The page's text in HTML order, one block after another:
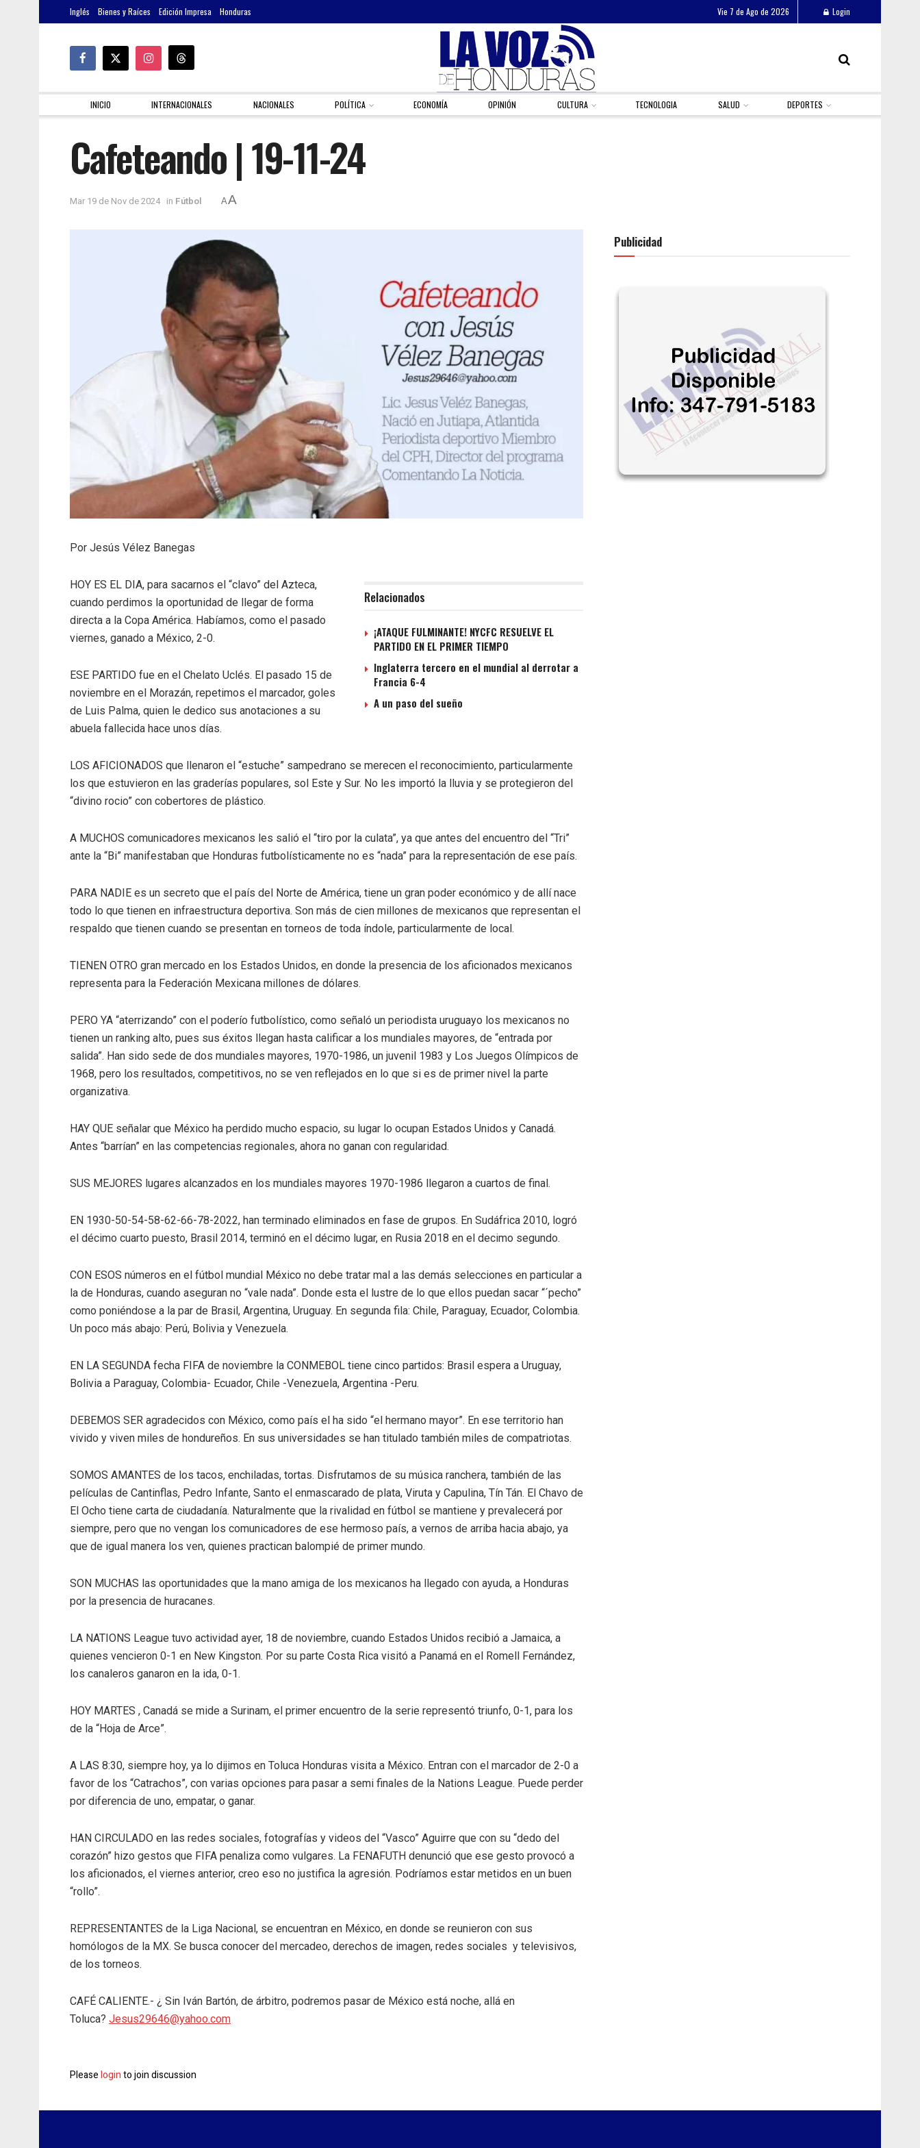
Inglés Bienes y Raíces Edición Impresa Honduras Vie 7 de Ago de 2026 Login
INICIO INTERNACIONALES NACIONALES POLÍTICA ECONOMÍA OPINIÓN CULTURA TECNOLOGIA SALUD DEPORTES
Cafeteando | 19-11-24
Mar 19 de Nov de 2024 in Fútbol AA
Por Jesús Vélez Banegas
Relacionados
¡ATAQUE FULMINANTE! NYCFC RESUELVE EL
PARTIDO EN EL PRIMER TIEMPO
Inglaterra tercero en el mundial al derrotar a
Francia 6-4
A un paso del sueño
HOY ES EL DIA, para sacarnos el “clavo” del Azteca,
cuando perdimos la oportunidad de llegar de forma
directa a la Copa América. Habíamos, como el pasado
viernes, ganado a México, 2-0.
ESE PARTIDO fue en el Chelato Uclés. El pasado 15 de
noviembre en el Morazán, repetimos el marcador, goles
de Luis Palma, quien le dedico sus anotaciones a su
abuela fallecida hace unos días.
LOS AFICIONADOS que llenaron el “estuche” sampedrano se merecen el reconocimiento, particularmente
los que estuvieron en las graderías populares, sol Este y Sur. No les importó la lluvia y se protegieron del
“divino rocio” con cobertores de plástico.
A MUCHOS comunicadores mexicanos les salió el “tiro por la culata”, ya que antes del encuentro del “Tri”
ante la “Bi” manifestaban que Honduras futbolísticamente no es “nada” para la representación de ese país.
PARA NADIE es un secreto que el país del Norte de América, tiene un gran poder económico y de allí nace
todo lo que tienen en infraestructura deportiva. Son más de cien millones de mexicanos que representan el
respaldo que tienen cuando se presentan en torneos de toda índole, particularmente de local.
TIENEN OTRO gran mercado en los Estados Unidos, en donde la presencia de los aficionados mexicanos
representa para la Federación Mexicana millones de dólares.
PERO YA “aterrizando” con el poderío futbolístico, como señaló un periodista uruguayo los mexicanos no
tienen un ranking alto, pues sus éxitos llegan hasta calificar a los mundiales mayores, de “entrada por
salida”. Han sido sede de dos mundiales mayores, 1970-1986, un juvenil 1983 y Los Juegos Olímpicos de
1968, pero los resultados, competitivos, no se ven reflejados en lo que si es de primer nivel la parte
organizativa.
HAY QUE señalar que México ha perdido mucho espacio, su lugar lo ocupan Estados Unidos y Canadá.
Antes “barrían” en las competencias regionales, ahora no ganan con regularidad.
SUS MEJORES lugares alcanzados en los mundiales mayores 1970-1986 llegaron a cuartos de final.
EN 1930-50-54-58-62-66-78-2022, han terminado eliminados en fase de grupos. En Sudáfrica 2010, logró
el décimo cuarto puesto, Brasil 2014, terminó en el décimo lugar, en Rusia 2018 en el decimo segundo.
CON ESOS números en el fútbol mundial México no debe tratar mal a las demás selecciones en particular a
la de Honduras, cuando aseguran no “vale nada”. Donde esta el lustre de lo que ellos puedan sacar “´pecho”
como poniéndose a la par de Brasil, Argentina, Uruguay. En segunda fila: Chile, Paraguay, Ecuador, Colombia.
Un poco más abajo: Perú, Bolivia y Venezuela.
EN LA SEGUNDA fecha FIFA de noviembre la CONMEBOL tiene cinco partidos: Brasil espera a Uruguay,
Bolivia a Paraguay, Colombia- Ecuador, Chile -Venezuela, Argentina -Peru.
DEBEMOS SER agradecidos con México, como país el ha sido “el hermano mayor”. En ese territorio han
vivido y viven miles de hondureños. En sus universidades se han titulado también miles de compatriotas.
SOMOS AMANTES de los tacos, enchiladas, tortas. Disfrutamos de su música ranchera, también de las
películas de Cantinflas, Pedro Infante, Santo el enmascarado de plata, Viruta y Capulina, Tín Tán. El Chavo de
El Ocho tiene carta de ciudadanía. Naturalmente que la rivalidad en fútbol se mantiene y prevalecerá por
siempre, pero que no vengan los comunicadores de ese hermoso país, a vernos de arriba hacia abajo, ya
que de igual manera los ven, quienes practican balompié de primer mundo.
SON MUCHAS las oportunidades que la mano amiga de los mexicanos ha llegado con ayuda, a Honduras
por la presencia de huracanes.
LA NATIONS League tuvo actividad ayer, 18 de noviembre, cuando Estados Unidos recibió a Jamaica, a
quienes vencieron 0-1 en New Kingston. Por su parte Costa Rica visitó a Panamá en el Romell Fernández,
los canaleros ganaron en la ida, 0-1.
HOY MARTES , Canadá se mide a Surinam, el primer encuentro de la serie representó triunfo, 0-1, para los
de la “Hoja de Arce”.
A LAS 8:30, siempre hoy, ya lo dijimos en Toluca Honduras visita a México. Entran con el marcador de 2-0 a
favor de los “Catrachos”, con varias opciones para pasar a semi finales de la Nations League. Puede perder
por diferencia de uno, empatar, o ganar.
HAN CIRCULADO en las redes sociales, fotografías y videos del “Vasco” Aguirre que con su “dedo del
corazón” hizo gestos que FIFA penaliza como vulgares. La FENAFUTH denunció que ese gesto provocó a
los aficionados, el viernes anterior, creo eso no justifica la agresión. Podríamos estar metidos en un buen
“rollo”.
REPRESENTANTES de la Liga Nacional, se encuentran en México, en donde se reunieron con sus
homólogos de la MX. Se busca conocer del mercadeo, derechos de imagen, redes sociales y televisivos,
de los torneos.
CAFÉ CALIENTE.- ¿ Sin Iván Bartón, de árbitro, podremos pasar de México está noche, allá en
Toluca? Jesus29646@yahoo.com
Pleaseloginto join discussion
Publicidad